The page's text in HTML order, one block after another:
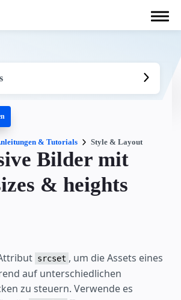
& Tutorials Style & Layout
Bilder mit
& heights
srcset , um die Assets eines
auf unterschiedlichen
zu steuern. Verwende es